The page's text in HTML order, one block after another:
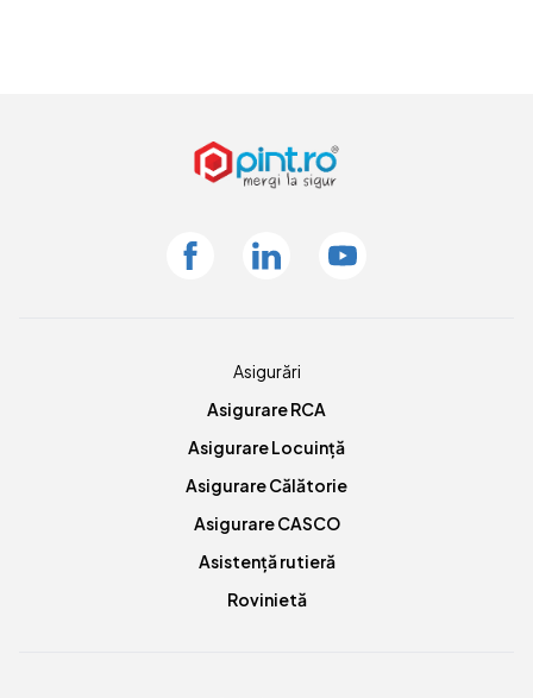
FacebookLinkedin Youtube
Asigurări
Asigurare RCA
Asigurare Locuință
Asigurare Călătorie
Asigurare CASCO
Asistență rutieră
Rovinietă